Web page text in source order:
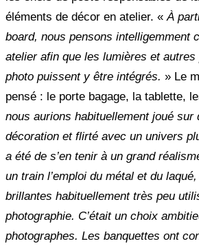
éléments de décor en atelier. « À
board, nous pensons intelligemment
atelier afin que les lumières et autres
photo puissent y être intégrés. » Le
pensé : le porte bagage, la tablette,
nous aurions habituellement joué sur
décoration et flirté avec un univers
a été de s’en tenir à un grand
un train l’emploi du métal et du
brillantes habituellement très peu
photographie. C’était un choix
photographes. Les banquettes ont